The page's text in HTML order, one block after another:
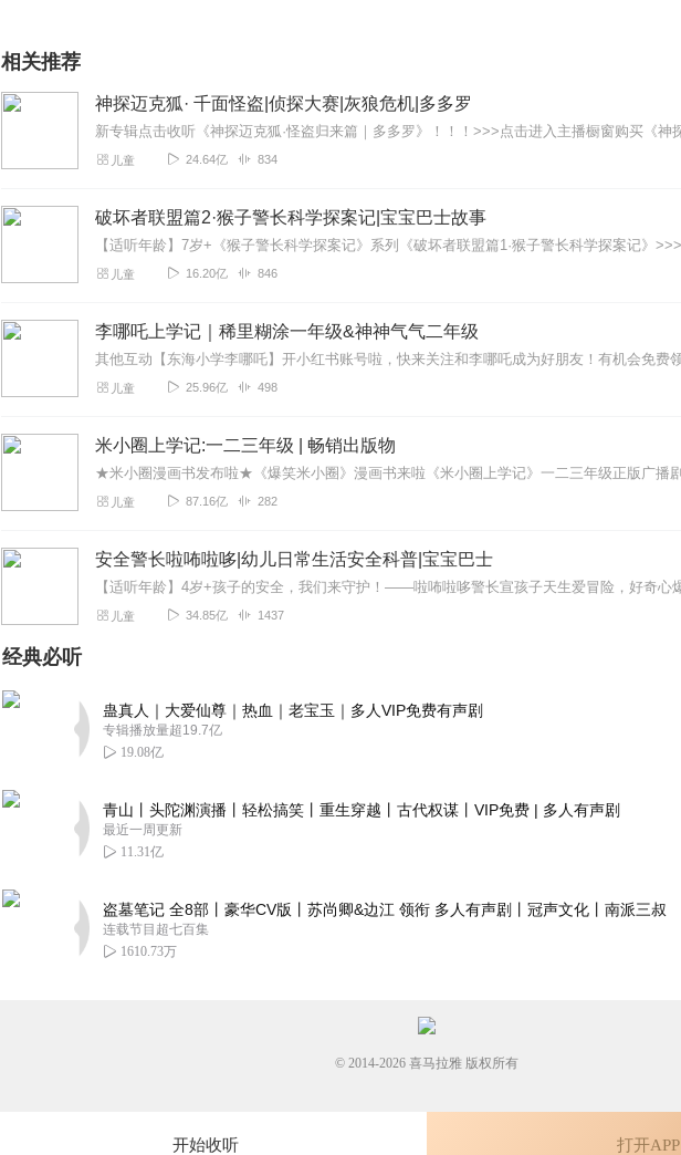
Σ>―(〃°ω°〃)♡→ଲଇଉକ捂脸……
听着听着就饿了～～～
相关推荐
神探迈克狐· 千面怪盗|侦探大赛|灰狼危机|多多罗
儿童 24.64亿 834
破坏者联盟篇2·猴子警长科学探案记|宝宝巴士故事
儿童 16.20亿 846
李哪吒上学记｜稀里糊涂一年级&神神气气二年级
儿童 25.96亿 498
米小圈上学记:一二三年级 | 畅销出版物
儿童 87.16亿 282
安全警长啦咘啦哆|幼儿日常生活安全科普|宝宝巴士
儿童 34.85亿 1437
经典必听
蛊真人｜大爱仙尊｜热血｜老宝玉｜多人VIP免费有声剧
专辑播放量超19.7亿
19.08亿
青山丨头陀渊演播丨轻松搞笑丨重生穿越丨古代权谋丨VIP免费 | 多人有声剧
最近一周更新
11.31亿
盗墓笔记 全8部丨豪华CV版丨苏尚卿&边江 领衔 多人有声剧丨冠声文化丨南派三叔
连载节目超七百集
1610.73万
开始收听 打开APP
© 2014-2026 喜马拉雅 版权所有